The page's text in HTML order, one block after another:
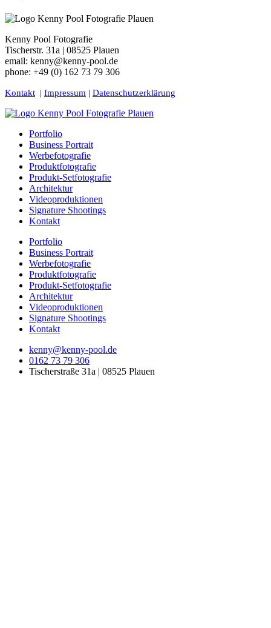
Kenny Pool Fotografie
Tischerstr. 31a | 08525 Plauen
email: kenny@kenny-pool.de
phone: +49 (0) 162 73 79 306
Kontakt | Impressum | Datenschutzerklärung
Portfolio
Business Portrait
Werbefotografie
Produktfotografie
Produkt-Setfotografie
Architektur
Videoproduktionen
Signature Shootings
Kontakt
Portfolio
Business Portrait
Werbefotografie
Produktfotografie
Produkt-Setfotografie
Architektur
Videoproduktionen
Signature Shootings
Kontakt
kenny@kenny-pool.de
0162 73 79 306
Tischerstraße 31a | 08525 Plauen